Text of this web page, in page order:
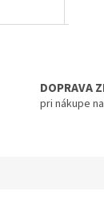
DOPRAVA
pri nákupe